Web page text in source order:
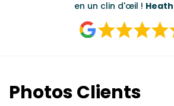
Photos Clients